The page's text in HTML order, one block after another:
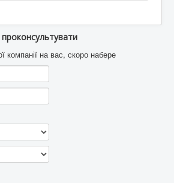
проконсультувати
компанії на вас, скоро набере